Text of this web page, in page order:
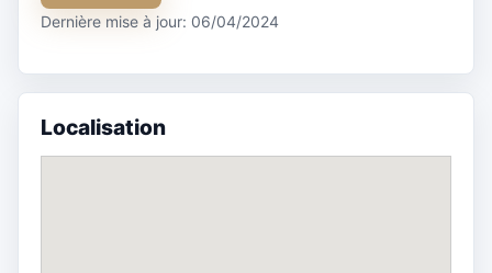
Dernière mise à jour: 06/04/2024
Localisation